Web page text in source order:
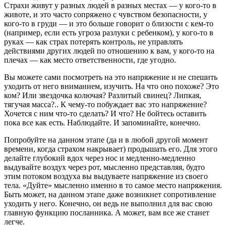
Страхи живут у разных людей в разных местах — у кого-то в
животе, и это часто сопряжено с чувством безопасности, у
кого-то в груди — и это больше говорит о близости с кем-то
(например, если есть угроза разлуки с ребенком), у кого-то в
руках — как страх потерять контроль, не управлять
действиями других людей по отношению к вам, у кого-то на
плечах — как место ответственности, где угодно.
Вы можете сами посмотреть на это напряжение и не спешить
уходить от него вниманием, изучить. На что оно похоже? Это
ком? Или звездочка колючая? Разлитый свинец? Липкая,
тягучая масса?.. К чему-то побуждает вас это напряжение?
Хочется с ним что-то сделать? И что? Не бойтесь оставить
пока все как есть. Наблюдайте. И запоминайте, конечно.
Попробуйте на данном этапе (да и в любой другой момент
времени, когда страхом накрывает) продышать его. Для этого
делайте глубокий вдох через нос и медленно-медленно
выдувайте воздух через рот, мысленно представляя, будто
этим потоком воздуха вы выдуваете напряжение из своего
тела. «Дуйте» мысленно именно в то самое место напряжения.
Быть может, на данном этапе даже возникнет сопротивление
уходить у него. Конечно, он ведь не выполнил для вас свою
главную функцию посланника. А может, вам все же станет
легче.